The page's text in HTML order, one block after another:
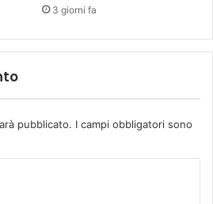
3 giorni fa
pubblicato. I campi obbligatori sono